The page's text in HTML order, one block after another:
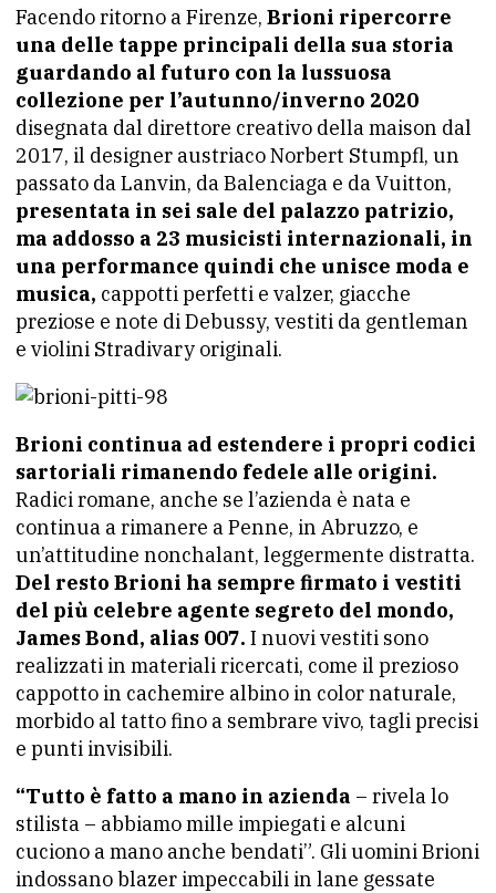
Facendo ritorno a Firenze, Brioni ripercorre
una delle tappe principali della sua storia
guardando al futuro con la lussuosa
collezione per l’autunno/inverno 2020
disegnata dal direttore creativo della maison dal
2017, il designer austriaco Norbert Stumpfl, un
passato da Lanvin, da Balenciaga e da Vuitton,
presentata in sei sale del palazzo patrizio,
ma addosso a 23 musicisti internazionali, in
una performance quindi che unisce moda e
musica, cappotti perfetti e valzer, giacche
preziose e note di Debussy, vestiti da gentleman
e violini Stradivary originali.
Brioni continua ad estendere i propri codici
sartoriali rimanendo fedele alle origini.
Radici romane, anche se l’azienda è nata e
continua a rimanere a Penne, in Abruzzo, e
un’attitudine nonchalant, leggermente distratta.
Del resto Brioni ha sempre firmato i vestiti
del più celebre agente segreto del mondo,
James Bond, alias 007. I nuovi vestiti sono
realizzati in materiali ricercati, come il prezioso
cappotto in cachemire albino in color naturale,
morbido al tatto fino a sembrare vivo, tagli precisi
e punti invisibili.
“Tutto è fatto a mano in azienda – rivela lo
stilista – abbiamo mille impiegati e alcuni
cuciono a mano anche bendati”. Gli uomini Brioni
indossano blazer impeccabili in lane gessate